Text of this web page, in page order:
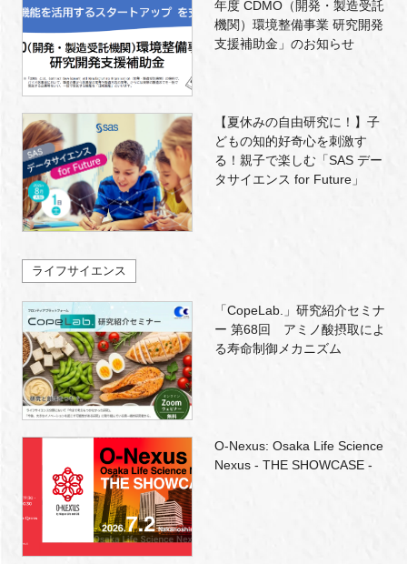
年度 CDMO（開発・製造受託
機関）環境整備事業 研究開発
支援補助金」のお知らせ
【夏休みの自由研究に！】子
どもの知的好奇心を刺激す
る！親子で楽しむ「SAS デー
タサイエンス for Future」
ライフサイエンス
「CopeLab.」研究紹介セミナ
ー 第68回 アミノ酸摂取によ
る寿命制御メカニズム
O-Nexus: Osaka Life Science
Nexus - THE SHOWCASE -